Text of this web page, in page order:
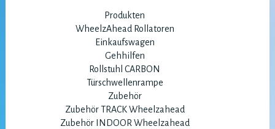
Produkten
WheelzAhead Rollatoren
Einkaufswagen
Gehhilfen
Rollstuhl CARBON
Türschwellenrampe
Zubehör
Zubehör TRACK Wheelzahead
Zubehör INDOOR Wheelzahead